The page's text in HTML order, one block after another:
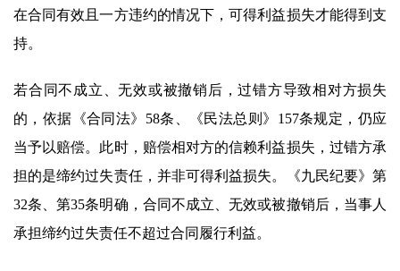
在合同有效且一方违约的情况下，可得利益损失才能得到支
持。
若合同不成立、无效或被撤销后，过错方导致相对方损失
的，依据《合同法》58条、《民法总则》157条规定，仍应
当予以赔偿。此时，赔偿相对方的信赖利益损失，过错方承
担的是缔约过失责任，并非可得利益损失。《九民纪要》第
32条、第35条明确，合同不成立、无效或被撤销后，当事人
承担缔约过失责任不超过合同履行利益。